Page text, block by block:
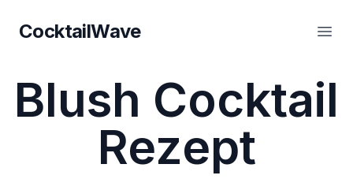
CocktailWave
CocktailWave
Blush Cocktail
Rezept